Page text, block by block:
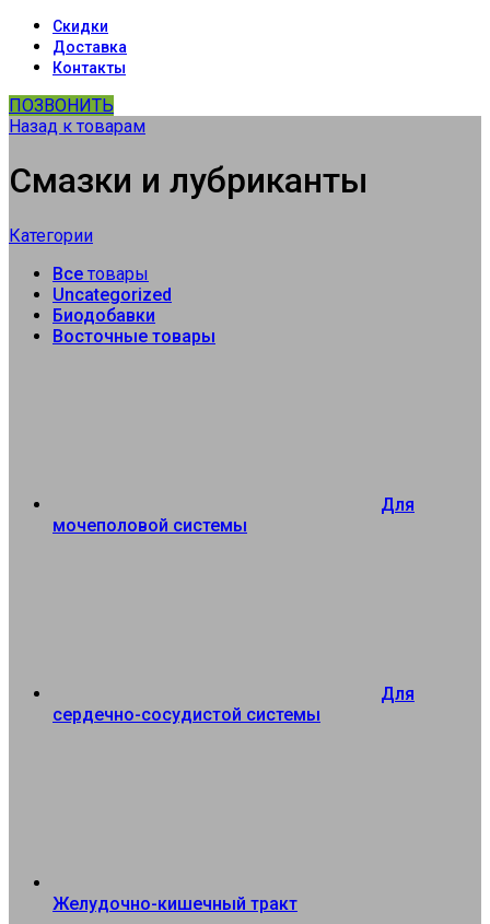
Скидки
Доставка
Контакты
ПОЗВОНИТЬ
Назад к товарам
Смазки и лубриканты
Категории
Все товары
Uncategorized
Биодобавки
Восточные товары
Для
мочеполовой системы
Для
сердечно-сосудистой системы
Желудочно-кишечный тракт